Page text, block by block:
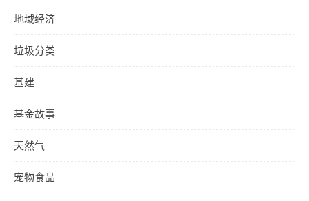
地域经济
垃圾分类
基建
基金故事
天然气
宠物食品